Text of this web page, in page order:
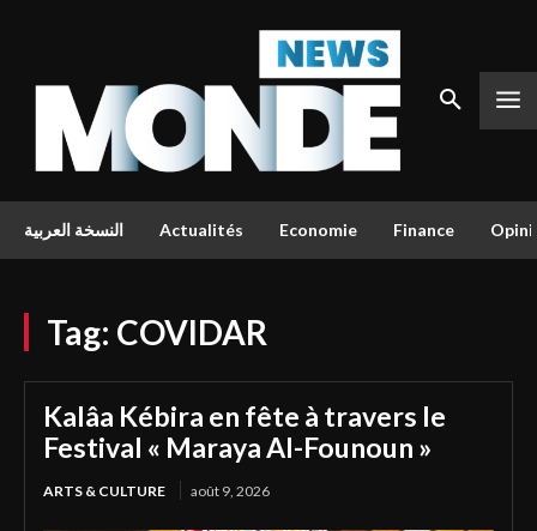
النسخة العربية Actualités Economie Finance
Tag: COVIDAR
Kalâa Kébira en fête à travers le
Festival « Maraya Al-Founoun »
ARTS & CULTURE août 9, 2026